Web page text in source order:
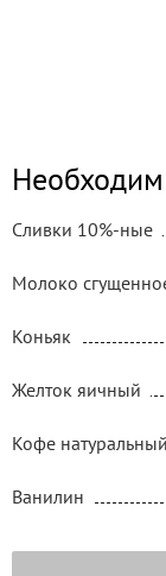
Сливки 10%-ные
Молоко
Коньяк
Желток яичный
Кофе натуральный
Ванилин